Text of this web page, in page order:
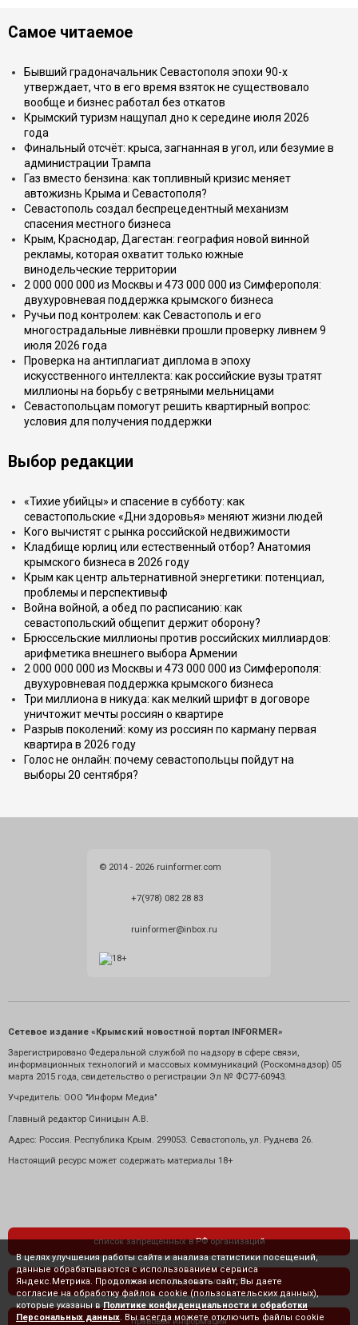
Самое читаемое
Бывший градоначальник Севастополя эпохи 90-х
утверждает, что в его время взяток не существовало
вообще и бизнес работал без откатов
Крымский туризм нащупал дно к середине июля 2026
года
Финальный отсчёт: крыса, загнанная в угол, или безумие в
администрации Трампа
Газ вместо бензина: как топливный кризис меняет
автожизнь Крыма и Севастополя?
Севастополь создал беспрецедентный механизм
спасения местного бизнеса
Крым, Краснодар, Дагестан: география новой винной
рекламы, которая охватит только южные
винодельческие территории
2 000 000 000 из Москвы и 473 000 000 из Симферополя:
двухуровневая поддержка крымского бизнеса
Ручьи под контролем: как Севастополь и его
многострадальные ливнёвки прошли проверку ливнем 9
июля 2026 года
Проверка на антиплагиат диплома в эпоху
искусственного интеллекта: как российские вузы тратят
миллионы на борьбу с ветряными мельницами
Севастопольцам помогут решить квартирный вопрос:
условия для получения поддержки
Выбор редакции
«Тихие убийцы» и спасение в субботу: как
севастопольские «Дни здоровья» меняют жизни людей
Кого вычистят с рынка российской недвижимости
Кладбище юрлиц или естественный отбор? Анатомия
крымского бизнеса в 2026 году
Крым как центр альтернативной энергетики: потенциал,
проблемы и перспективыф
Война войной, а обед по расписанию: как
севастопольский общепит держит оборону?
Брюссельские миллионы против российских миллиардов:
арифметика внешнего выбора Армении
2 000 000 000 из Москвы и 473 000 000 из Симферополя:
двухуровневая поддержка крымского бизнеса
Три миллиона в никуда: как мелкий шрифт в договоре
уничтожит мечты россиян о квартире
Разрыв поколений: кому из россиян по карману первая
квартира в 2026 году
Голос не онлайн: почему севастопольцы пойдут на
выборы 20 сентября?
© 2014 - 2026 ruinformer.com
+7(978) 082 28 83
ruinformer@inbox.ru
Сетевое издание «Крымский новостной портал INFORMER»
Зарегистрировано Федеральной службой по надзору в сфере связи,
информационных технологий и массовых коммуникаций (Роскомнадзор) 05
марта 2015 года, свидетельство о регистрации Эл № ФС77-60943.
Учредитель: ООО "Информ Медиа"
Главный редактор Синицын А.В.
Адрес: Россия. Республика Крым. 299053. Севастополь, ул. Руднева 26.
Настоящий ресурс может содержать материалы 18+
список запрещенных в РФ организаций
политика конфиденциальности
правовая информация
В целях улучшения работы сайта и анализа статистики посещений,
данные обрабатываются с использованием сервиса
Яндекс.Метрика. Продолжая использовать сайт, Вы даете
согласие на обработку файлов cookie (пользовательских данных),
которые указаны в Политике конфиденциальности и обработки
Персональных данных . Вы всегда можете отключить файлы cookie